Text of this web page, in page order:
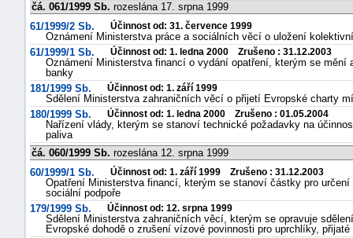
čá. 061/1999 Sb. rozeslána 17. srpna 1999
61/1999/2 Sb.
Účinnost od: 31. července 1999
Oznámení Ministerstva práce a sociálních věcí o uložení
61/1999/1 Sb.
Účinnost od: 1. ledna 2000 Zrušeno : 31.12.2003
Oznámení Ministerstva financí o vydání opatření, kterým se mění
banky
181/1999 Sb.
Účinnost od: 1. září 1999
Sdělení Ministerstva zahraničních věcí o přijetí Evropské charty
180/1999 Sb.
Účinnost od: 1. ledna 2000 Zrušeno : 01.05.2004
Nařízení vlády, kterým se stanoví technické požadavky na
paliva
čá. 060/1999 Sb. rozeslána 12. srpna 1999
60/1999/1 Sb.
Účinnost od: 1. září 1999 Zrušeno : 31.12.2003
Opatření Ministerstva financí, kterým se stanoví částky pro
sociální podpoře
179/1999 Sb.
Účinnost od: 12. srpna 1999
Sdělení Ministerstva zahraničních věcí, kterým se opravuje
Evropské dohodě o zrušení vízové povinnosti pro uprchlíky,